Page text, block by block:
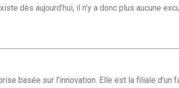
dès aujourd’hui, il n’y a donc plus aucune
basée sur l’innovation. Elle est la filiale d’un